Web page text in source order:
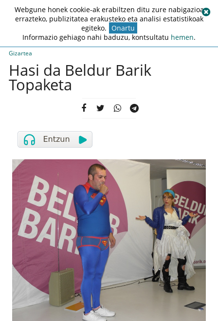
Gizartea
Hasi da Beldur Barik
Topaketa
Webgune honek cookie-ak erabiltzen ditu zure nabigazioa
errazteko, publizitatea erakusteko eta analisi estatistikoak
egiteko. Onartu
Informazio gehiago nahi baduzu, kontsultatu hemen.